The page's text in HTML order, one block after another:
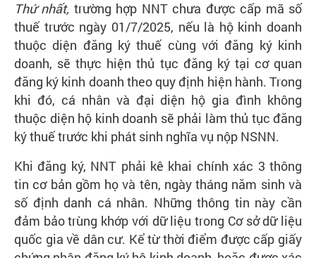
Thứ nhất, trường hợp NNT chưa được cấp mã số
thuế trước ngày 01/7/2025, nếu là hộ kinh doanh
thuộc diện đăng ký thuế cùng với đăng ký kinh
doanh, sẽ thực hiện thủ tục đăng ký tại cơ quan
đăng ký kinh doanh theo quy định hiện hành. Trong
khi đó, cá nhân và đại diện hộ gia đình không
thuộc diện hộ kinh doanh sẽ phải làm thủ tục đăng
ký thuế trước khi phát sinh nghĩa vụ nộp NSNN.
Khi đăng ký, NNT phải kê khai chính xác 3 thông
tin cơ bản gồm họ và tên, ngày tháng năm sinh và
số định danh cá nhân. Những thông tin này cần
đảm bảo trùng khớp với dữ liệu trong Cơ sở dữ liệu
quốc gia về dân cư. Kể từ thời điểm được cấp giấy